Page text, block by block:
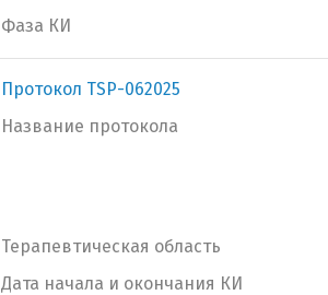
Фаза КИ
Протокол TSP-062025
Название протокола
Терапевтическая область
Дата начала и окончания КИ